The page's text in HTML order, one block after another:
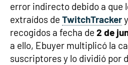
error indirecto debido a que
extraídos de TwitchTracker
recogidos a fecha de 2 de
a ello, Ebuyer multiplicó la
suscriptores y lo dividió por